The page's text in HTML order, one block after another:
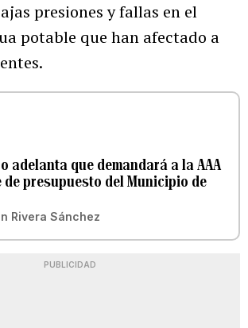
presiones y fallas en el
potable que han afectado a
adelanta que demandará a la AAA
de presupuesto del Municipio de
Rivera Sánchez
PUBLICIDAD